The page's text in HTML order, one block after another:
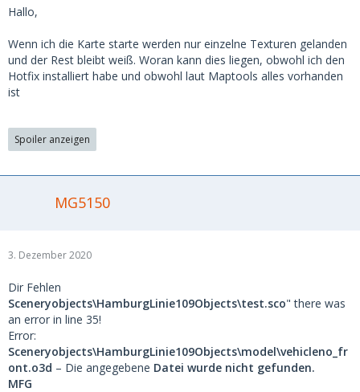
Hallo,
Wenn ich die Karte starte werden nur einzelne Texturen gelanden
und der Rest bleibt weiß. Woran kann dies liegen, obwohl ich den
Hotfix installiert habe und obwohl laut Maptools alles vorhanden
ist
Spoiler anzeigen
MG5150
3. Dezember 2020
Dir Fehlen
Sceneryobjects\HamburgLinie109Objects\test.sco" there was
an error in line 35!
Error:
Sceneryobjects\HamburgLinie109Objects\model\vehicleno_fr
ont.o3d – Die angegebene Datei wurde nicht gefunden.
MFG